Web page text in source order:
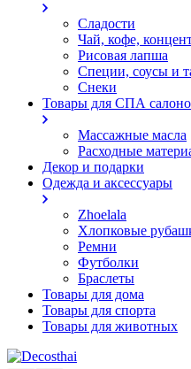
Сладости
Чай, кофе,
Рисовая лапша
Специи, соусы и
Снеки
Товары для СПА
Массажные масла
Расходные
Декор и подарки
Одежда и аксессуары
Zhoelala
Хлопковые
Ремни
Футболки
Браслеты
Товары для дома
Товары для спорта
Товары для животных